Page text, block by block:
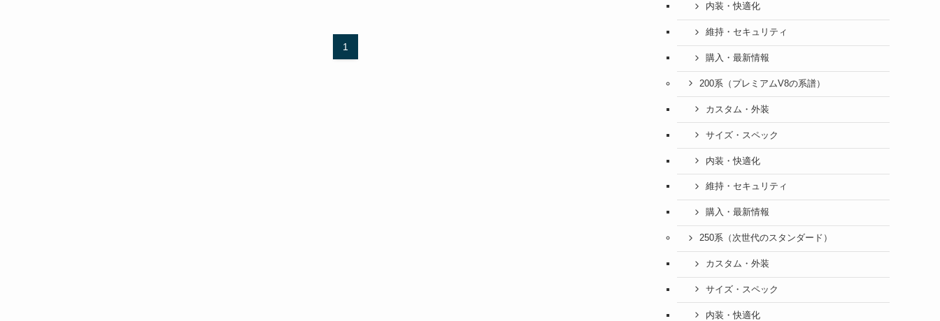
1
内装・快適化
維持・セキュリティ
購入・最新情報
200系（プレミアムV8の系譜）
カスタム・外装
サイズ・スペック
内装・快適化
維持・セキュリティ
購入・最新情報
250系（次世代のスタンダード）
カスタム・外装
サイズ・スペック
内装・快適化